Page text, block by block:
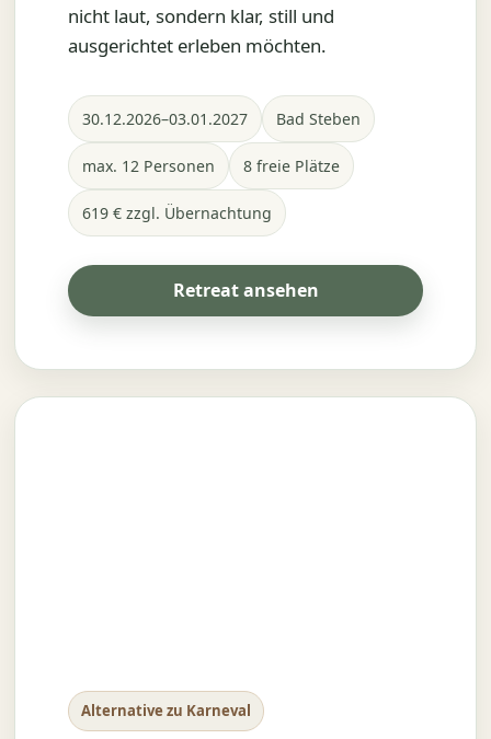
nicht laut, sondern klar, still und
ausgerichtet erleben möchten.
30.12.2026–03.01.2027 Bad Steben
max. 12 Personen 8 freie Plätze
619 € zzgl. Übernachtung
Retreat ansehen
Alternative zu Karneval